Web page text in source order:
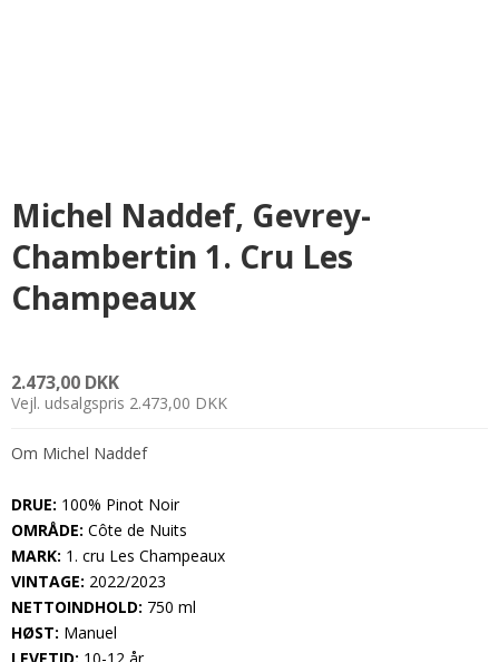
Michel Naddef, Gevrey-
Chambertin 1. Cru Les
Champeaux
2.473,00 DKK
Vejl. udsalgspris 2.473,00 DKK
Om Michel Naddef
DRUE: 100% Pinot Noir
OMRÅDE: Côte de Nuits
MARK: 1. cru Les Champeaux
VINTAGE: 2022/2023
NETTOINDHOLD: 750 ml
HØST: Manuel